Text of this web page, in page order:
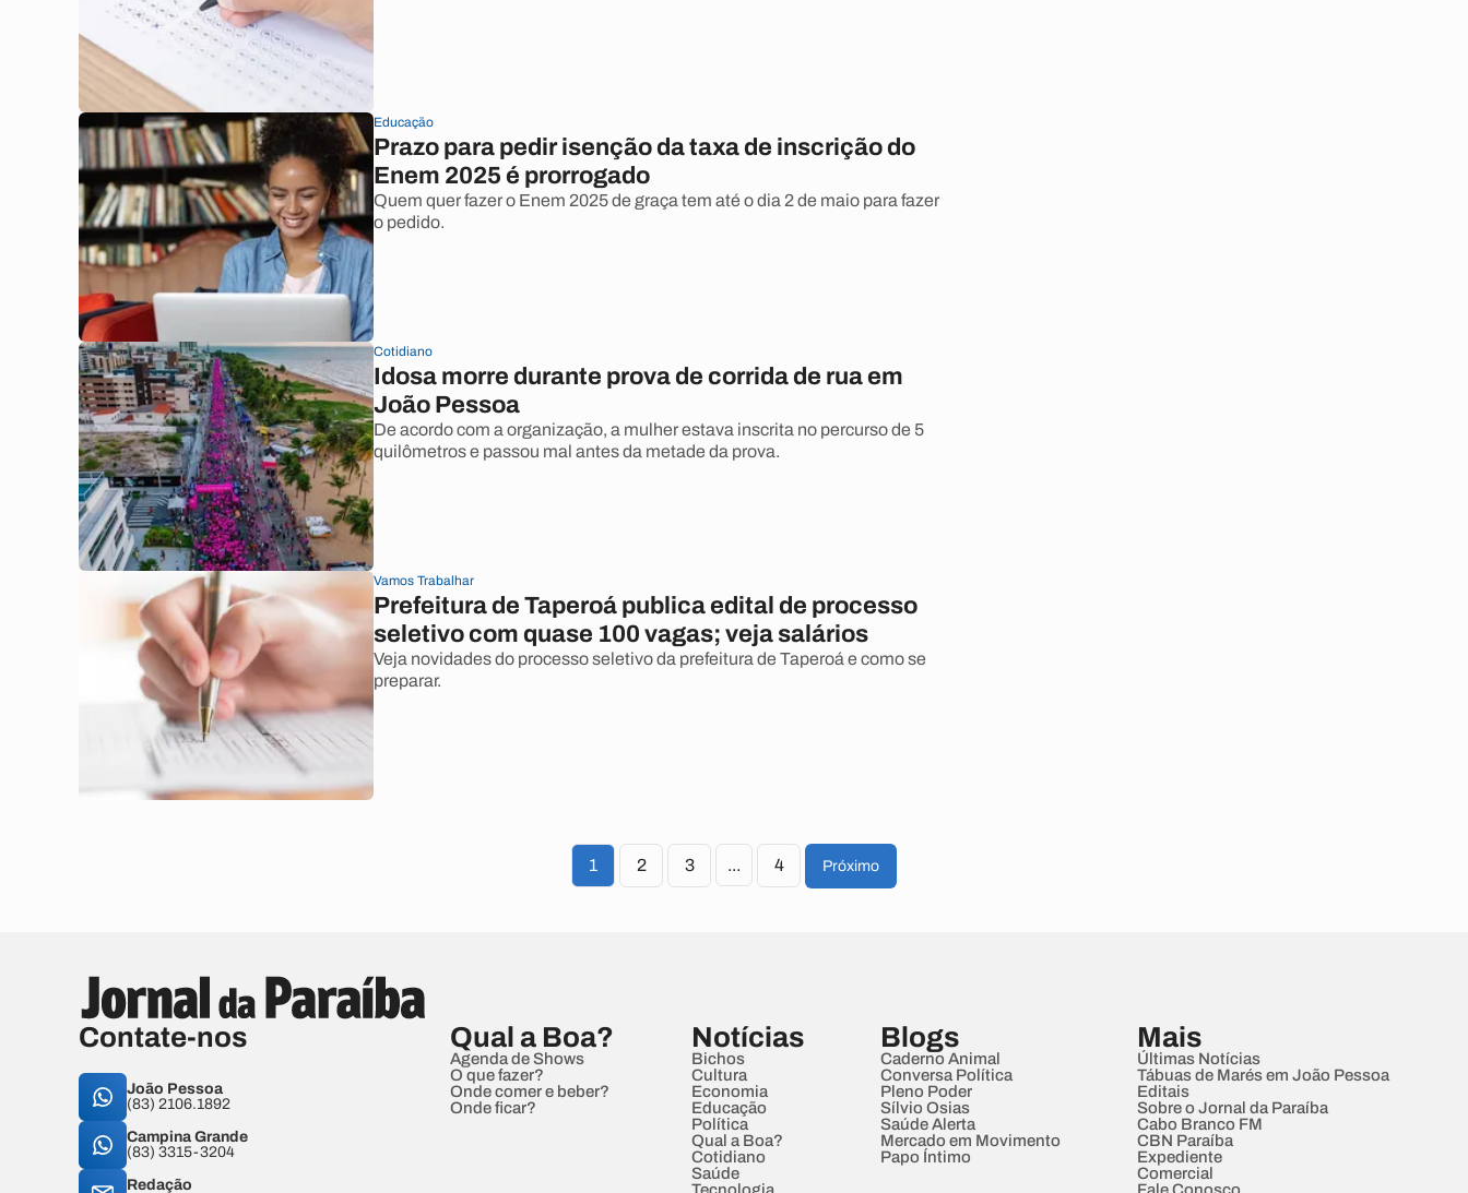
Educação
Prazo para pedir isenção da taxa de inscrição do
Enem 2025 é prorrogado
Quem quer fazer o Enem 2025 de graça tem até o dia 2 de maio para fazer
o pedido.
Cotidiano
Idosa morre durante prova de corrida de rua em
João Pessoa
De acordo com a organização, a mulher estava inscrita no percurso de 5
quilômetros e passou mal antes da metade da prova.
Vamos Trabalhar
Prefeitura de Taperoá publica edital de processo
seletivo com quase 100 vagas; veja salários
Veja novidades do processo seletivo da prefeitura de Taperoá e como se
preparar.
1 2 3 ... 4 Próximo
Contate-nos
João Pessoa
(83) 2106.1892
Campina Grande
(83) 3315-3204
Redação
Qual a Boa?
Agenda de Shows
O que fazer?
Onde comer e beber?
Onde ficar?
Notícias
Bichos
Cultura
Economia
Educação
Política
Qual a Boa?
Cotidiano
Saúde
Blogs
Caderno Animal
Conversa Política
Pleno Poder
Sílvio Osias
Saúde Alerta
Mercado em Movimento
Papo Íntimo
Mais
Últimas Notícias
Tábuas de Marés em João Pessoa
Editais
Sobre o Jornal da Paraíba
Cabo Branco FM
CBN Paraíba
Expediente
Comercial